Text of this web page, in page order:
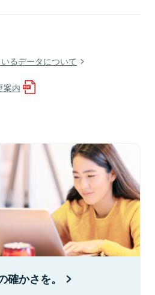
るデータについて
案内
かさを。